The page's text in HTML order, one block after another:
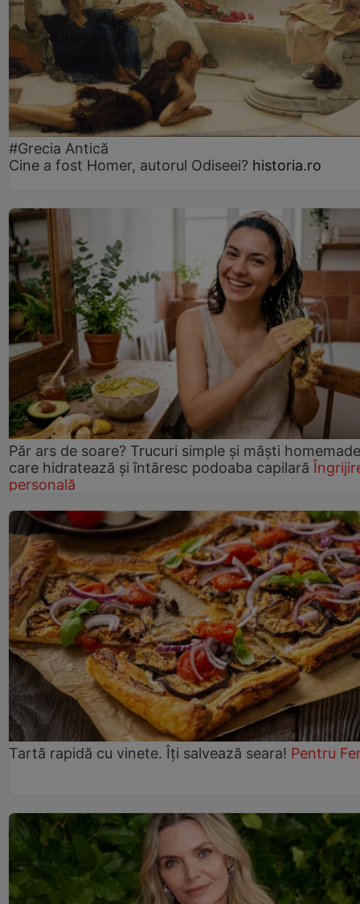
#Grecia Antică
Cine a fost Homer, autorul Odiseei? historia.ro
Păr ars de soare? Trucuri simple și măști homemade
care hidratează și întăresc podoaba capilară
personală
Tartă rapidă cu vinete. Îți salvează seara! Pentru